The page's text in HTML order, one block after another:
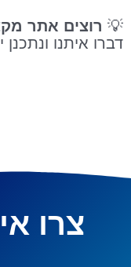
💡 רוצים אתר
דברו איתנו
צרו